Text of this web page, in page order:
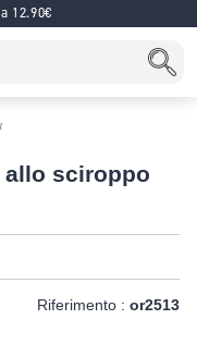
12.90€
allo sciroppo
Riferimento : or2513